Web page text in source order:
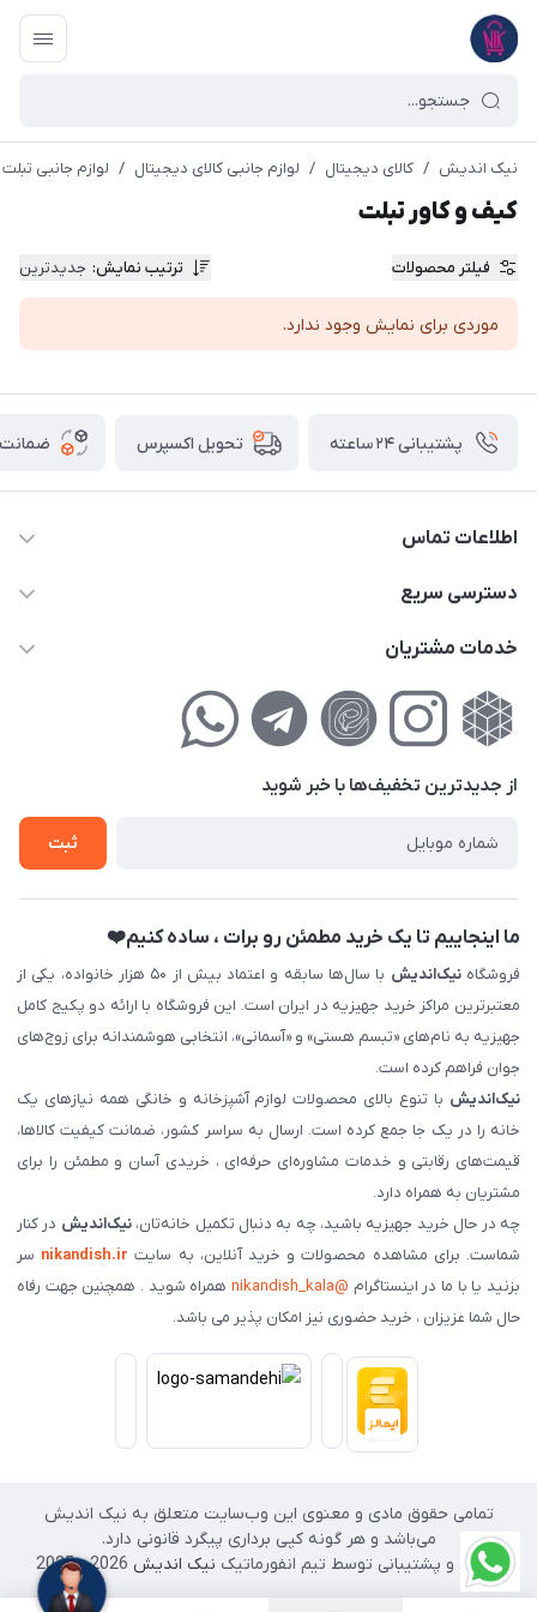
نیک اندیش / کالای دیجیتال / لوازم جانبی کالای دیجیتال / لوازم جانبی تبلت
کیف و کاور تبلت
فیلتر محصولات ترتیب نمایش: جدیدترین
موردی برای نمایش وجود ندارد.
پشتیبانی ۲۴ ساعته تحویل اکسپرس ضمانت
اطلاعات تماس
02177111474
کوچه گلریز 4 غربی ، پلاک 13
دسترسی سریع
حساب کاربری
لیست محصولات
خدمات مشتریان
راهنمای‌خرید‌آنلاین
حریم خصوصی
فروش‌اقساطی
از جدید‌ترین تخفیف‌ها با‌ خبر شوید
ثبت
ما اینجاییم تا یک خرید مطمئن رو برات ، ساده کنیم❤️
فروشگاهنیک‌اندیش
با سال‌ها سابقه و اعتماد بیش از ۵۰ هزار خانواده، یکی از
معتبرترین مراکز خرید جهیزیه در ایران است. این فروشگاه با ارائه دو پکیج کامل
جهیزیه به نام‌های «تبسم هستی» و «آسمانی»، انتخابی هوشمندانه برای زوج‌های
جوان فراهم کرده است.
نیک‌اندیش با تنوع بالای محصولات لوازم آشپزخانه و خانگی همه نیازهای یک
خانه را در یک جا جمع کرده است. ارسال به سراسر کشور، ضمانت کیفیت کالاها،
قیمت‌های رقابتی و خدمات مشاوره‌ای حرفه‌ای ، خریدی آسان و مطمئن را برای
مشتریان به همراه دارد.
چه در حال خرید جهیزیه باشید، چه به دنبال تکمیل خانه‌تان،نیک‌اندیش در کنار
شماست. برای مشاهده محصولات و خرید آنلاین، به سایت nikandish.ir سر
بزنید یا با ما در اینستاگرام @nikandish_kala
همراه شوید . همچنین جهت رفاه
حال شما عزیزان ، خرید حضوری نیز امکان پذیر می باشد.
تمامی حقوق مادی و معنوی این وب‌سایت متعلق به نیک اندیش
می‌باشد و هر گونه کپی برداری پیگرد قانونی دارد.
طراحی و پشتیبانی توسط تیم انفورماتیک نیک اندیش 2026 - 2025